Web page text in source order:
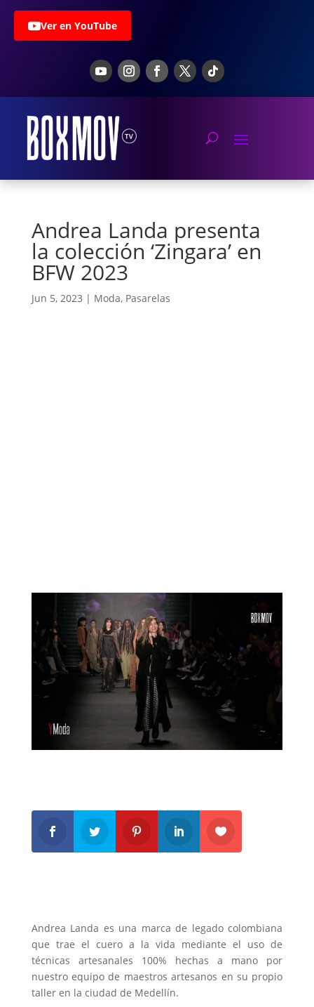
Ver en YouTube
Andrea Landa presenta
la colección ‘Zingara’ en
BFW 2023
Jun 5, 2023 | Moda, Pasarelas
Andrea Landa es una marca de legado colombiana
que trae el cuero a la vida mediante el uso de
técnicas artesanales 100% hechas a mano por
nuestro equipo de maestros artesanos en su propio
taller en la ciudad de Medellín.